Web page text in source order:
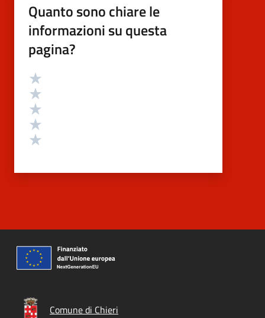
Quanto sono chiare le
informazioni su questa
pagina?
Valutazione
Comune di Chieri